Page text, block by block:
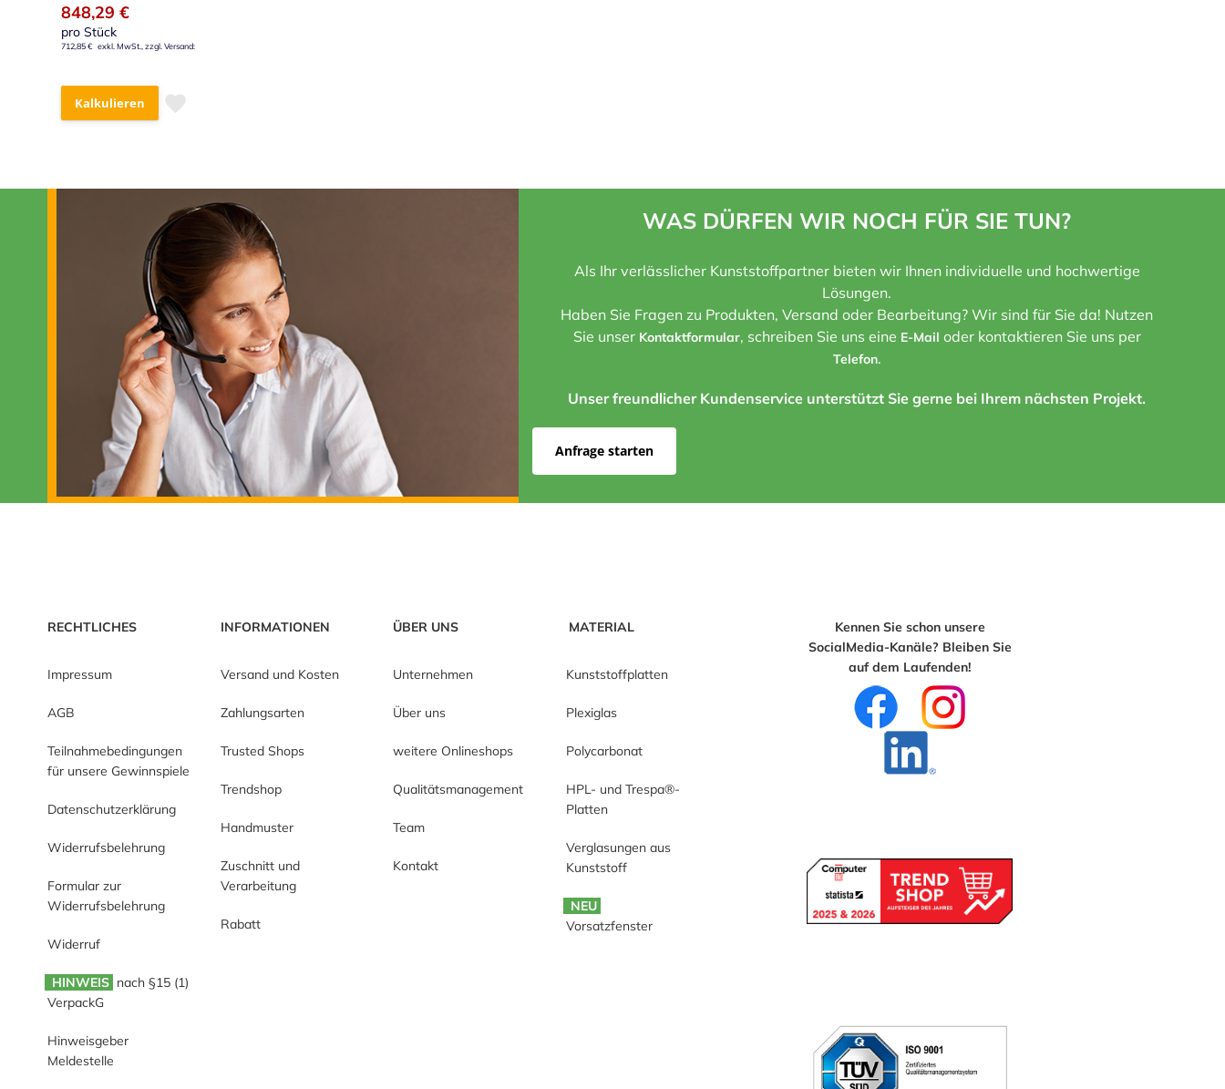
848,29 €
pro Stück
712,85 €
Kalkulieren
WAS DÜRFEN WIR NOCH FÜR SIE TUN?
Als Ihr verlässlicher Kunststoffpartner bieten wir Ihnen individuelle und hochwertige
Lösungen.
Haben Sie Fragen zu Produkten, Versand oder Bearbeitung? Wir sind für Sie da! Nutzen
Sie unser Kontaktformular, schreiben Sie uns eine E-Mail oder kontaktieren Sie uns per
Telefon.
Unser freundlicher Kundenservice unterstützt Sie gerne bei Ihrem nächsten Projekt.
Anfrage starten
RECHTLICHES
Impressum
AGB
Teilnahmebedingungen
für unsere Gewinnspiele
Datenschutzerklärung
Widerrufsbelehrung
Formular zur
Widerrufsbelehrung
Widerruf
HINWEIS nach §15 (1)
VerpackG
Hinweisgeber
Meldestelle
INFORMATIONEN
Versand und Kosten
Zahlungsarten
Trusted Shops
Trendshop
Handmuster
Zuschnitt und
Verarbeitung
Rabatt
ÜBER UNS
Unternehmen
Über uns
weitere Onlineshops
Qualitätsmanagement
Team
Kontakt
MATERIAL
Kunststoffplatten
Plexiglas
Polycarbonat
HPL- und Trespa®-
Platten
Verglasungen aus
Kunststoff
NEU
Vorsatzfenster
Kennen Sie schon unsere
SocialMedia-Kanäle? Bleiben Sie
auf dem Laufenden!